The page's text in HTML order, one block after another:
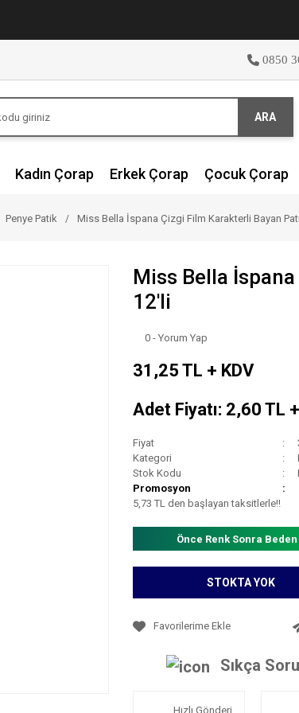
0850
ARA
Kadın Çorap Erkek Çorap Çocuk Çorap
Penye Patik Miss Bella İspana Çizgi Film Karakterli Bayan
Miss Bella
12'li
0 - Yorum Yap
31,25 TL + KDV
Adet Fiyatı: 2,60 TL
Fiyat
Kategori
Stok Kodu
Promosyon
5,73 TL den başlayan taksitlerle!!
Önce Renk Sonra
STOKTA YOK
Sıkça
Hızlı Gönderi